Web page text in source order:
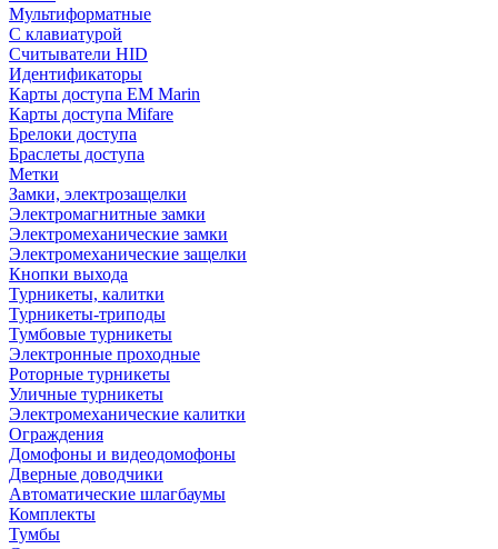
Мультиформатные
С клавиатурой
Считыватели HID
Идентификаторы
Карты доступа EM Marin
Карты доступа Mifare
Брелоки доступа
Браслеты доступа
Метки
Замки, электрозащелки
Электромагнитные замки
Электромеханические замки
Электромеханические защелки
Кнопки выхода
Турникеты, калитки
Турникеты-триподы
Тумбовые турникеты
Электронные проходные
Роторные турникеты
Уличные турникеты
Электромеханические калитки
Ограждения
Домофоны и видеодомофоны
Дверные доводчики
Автоматические шлагбаумы
Комплекты
Тумбы